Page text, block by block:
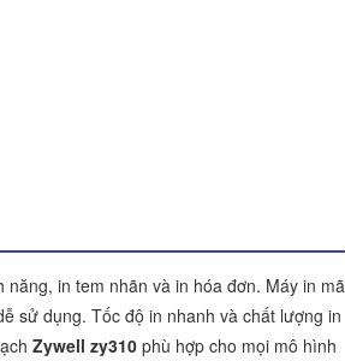
in tem nhãn và in hóa đơn. Máy in mã
sử dụng. Tốc độ in nhanh và chất lượng in
Zywell zy310 phù hợp cho mọi mô hình